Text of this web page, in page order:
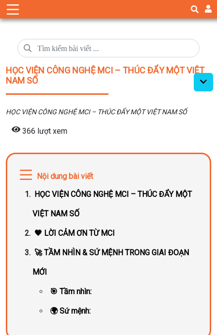
HỌC VIỆN CÔNG NGHỆ MCI – THÚC ĐẨY MỘT VIỆT
NAM SỐ
HỌC VIỆN CÔNG NGHỆ MCI – THÚC ĐẨY MỘT VIỆT NAM SỐ
366 lượt xem
Nội dung bài viết
HỌC VIỆN CÔNG NGHỆ MCI – THÚC ĐẨY MỘT
VIỆT NAM SỐ
🧡 LỜI CẢM ƠN TỪ MCI
🚀 TẦM NHÌN & SỨ MỆNH TRONG GIAI ĐOẠN
MỚI
🎯 Tầm nhìn:
🌍 Sứ mệnh: